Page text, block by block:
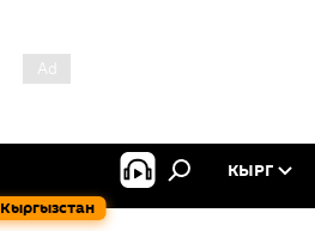
Кыргызстан
КЫРГ